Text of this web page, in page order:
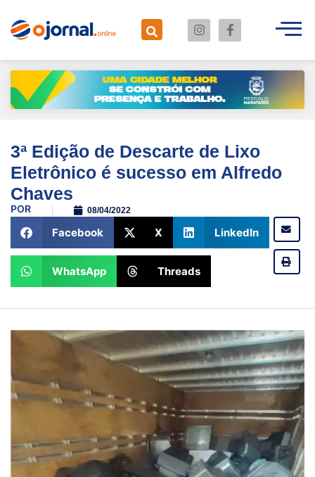
3ª Edição de Descarte de Lixo
Eletrônico é sucesso em Alfredo
Chaves
POR 08/04/2022
Facebook X LinkedIn
WhatsApp Threads